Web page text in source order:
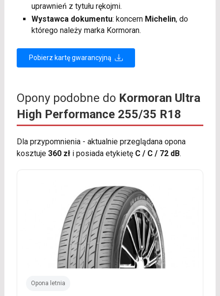
uprawnień z tytułu rękojmi.
Wystawca dokumentu: koncern Michelin, do
którego należy marka Kormoran.
Pobierz kartę gwarancyjną
Opony podobne do Kormoran Ultra
High Performance 255/35 R18
Dla przypomnienia - aktualnie przeglądana opona
kosztuje 360 złi posiada etykietę C / C / 72 dB.
Opona letnia